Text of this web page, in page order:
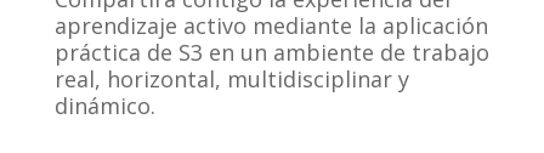
aprendizaje activo mediante la aplicación
práctica de S3 en un ambiente de trabajo
real, horizontal, multidisciplinar y
dinámico.